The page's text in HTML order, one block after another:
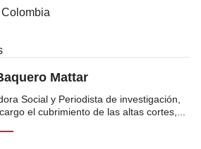
Mattar
Social y Periodista de investigación,
el cubrimiento de las altas cortes,